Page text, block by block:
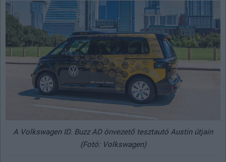
A Volkswagen ID. Buzz AD önvezető tesztautó Austin útjain
(Fotó: Volkswagen)